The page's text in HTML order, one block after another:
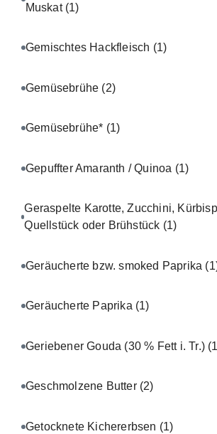
Muskat (1)
Gemischtes Hackfleisch (1)
Gemüsebrühe (2)
Gemüsebrühe* (1)
Gepuffter Amaranth / Quinoa (1)
Geraspelte Karotte, Zucchini,
Quellstück oder Brühstück (1)
Geräucherte bzw. smoked Paprika
Geräucherte Paprika (1)
Geriebener Gouda (30 % Fett i. Tr.)
Geschmolzene Butter (2)
Getocknete Kichererbsen (1)